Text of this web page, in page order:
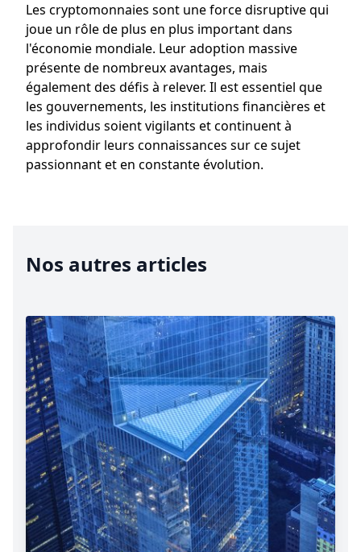
Les cryptomonnaies sont une force disruptive qui
joue un rôle de plus en plus important dans
l'économie mondiale. Leur adoption massive
présente de nombreux avantages, mais
également des défis à relever. Il est essentiel que
les gouvernements, les institutions financières et
les individus soient vigilants et continuent à
approfondir leurs connaissances sur ce sujet
passionnant et en constante évolution.
Nos autres articles